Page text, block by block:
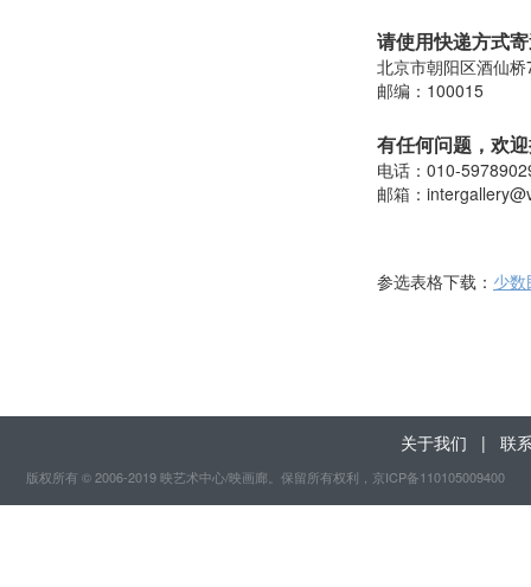
请使用快递方式
北京市朝阳区酒仙
邮编：100015
有任何问题，欢
电话：010-
邮箱：
参选表格下载： 少
关于我们 | 联
版权所有 © 2006-2019 映艺术中心/映画廊。保留所有权利 ，京ICP备110105009400